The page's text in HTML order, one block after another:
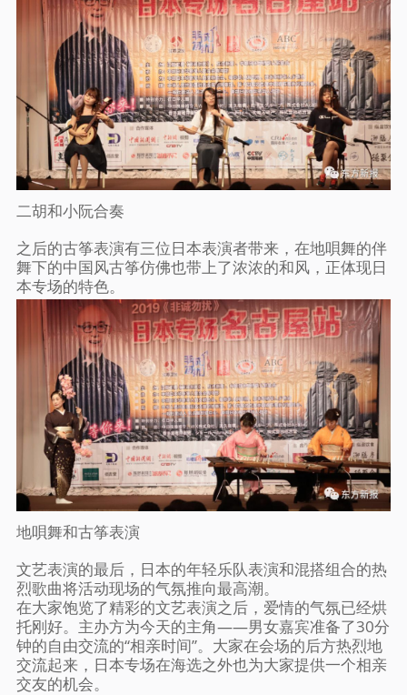
二胡和小阮合奏
之后的古筝表演有三位日本表演者带来，在地唄舞的伴
舞下的中国风古筝仿佛也带上了浓浓的和风，正体现日
本专场的特色。
地唄舞和古筝表演
文艺表演的最后，日本的年轻乐队表演和混搭组合的热
烈歌曲将活动现场的气氛推向最高潮。
在大家饱览了精彩的文艺表演之后，爱情的气氛已经烘
托刚好。主办方为今天的主角——男女嘉宾准备了30分
钟的自由交流的“相亲时间”。大家在会场的后方热烈地
交流起来，日本专场在海选之外也为大家提供一个相亲
交友的机会。